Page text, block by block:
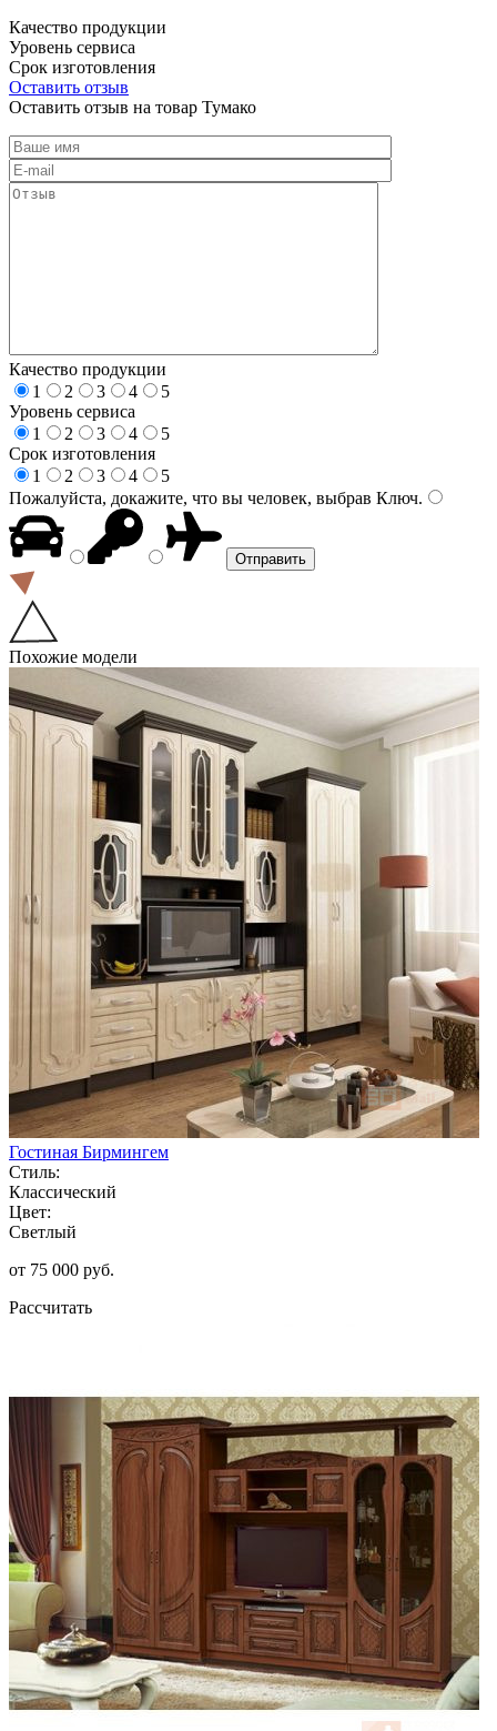
Качество продукции
Уровень сервиса
Срок изготовления
Оставить отзыв
Оставить отзыв на товар Тумако
Качество продукции
1
2 3 4
5
Уровень сервиса
1
2 3 4
5
Срок изготовления
1
2 3 4
5
Пожалуйста, докажите, что вы человек, выбрав Ключ.
Похожие модели
Гостиная Бирмингем
Стиль:
Классический
Цвет:
Светлый
от 75 000 руб.
Рассчитать